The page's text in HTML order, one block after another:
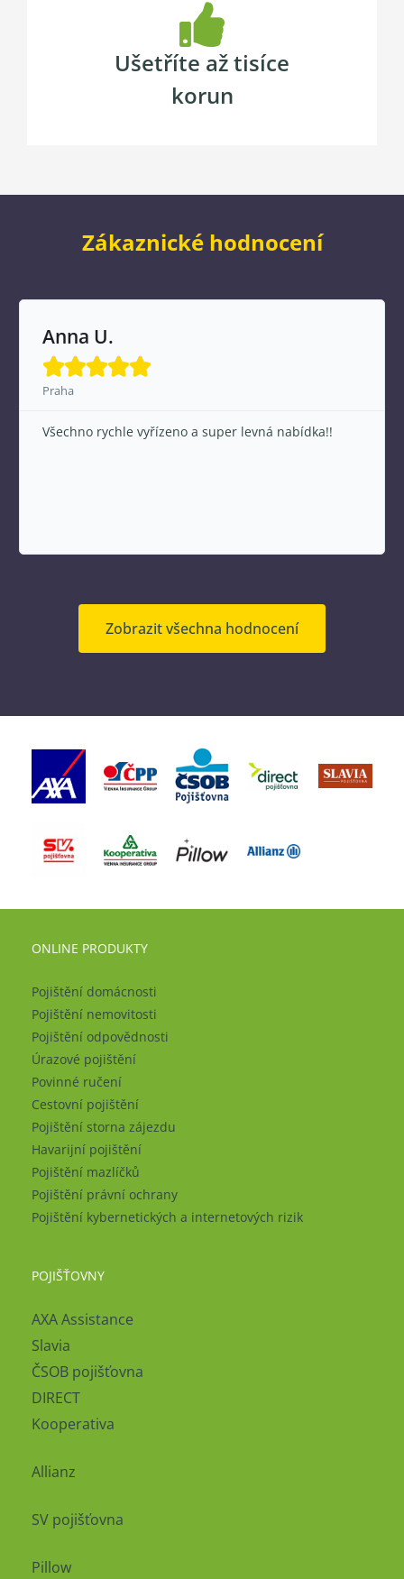
Ušetříte až tisíce
korun
Zákaznické hodnocení
Anna U.

Praha
Všechno rychle vyřízeno a super levná nabídka!!
Zobrazit všechna hodnocení
ONLINE PRODUKTY
Pojištění domácnosti
Pojištění nemovitosti
Pojištění odpovědnosti
Úrazové pojištění
Povinné ručení
Cestovní pojištění
Pojištění storna zájezdu
Havarijní pojištění
Pojištění mazlíčků
Pojištění právní ochrany
Pojištění kybernetických a internetových rizik
POJIŠŤOVNY
AXA Assistance
Slavia
ČSOB pojišťovna
DIRECT
Kooperativa
Allianz
SV pojišťovna
Pillow